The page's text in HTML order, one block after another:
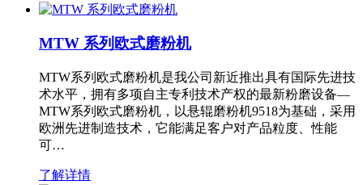
MTW 系列欧式磨粉机
MTW系列欧式磨粉机是我公司新近推出具有国际先进技
术水平，拥有多项自主专利技术产权的最新粉磨设备—
MTW系列欧式磨粉机，以悬辊磨粉机9518为基础，采用
欧洲先进制造技术，它能满足客户对产品粒度、性能
可…
了解详情